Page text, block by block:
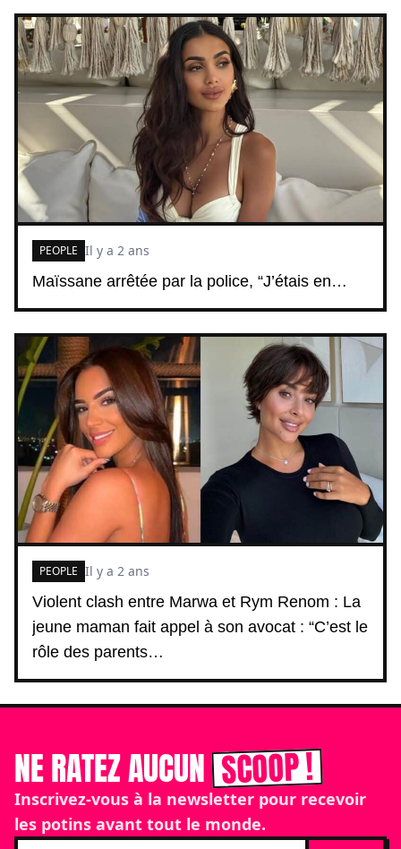
Maïssane arrêtée par la police, “J’étais en…
PEOPLE Il y a 2 ans
Violent clash entre Marwa et Rym Renom : La
jeune maman fait appel à son avocat : “C’est le
rôle des parents…
PEOPLE Il y a 2 ans
NE RATEZ AUCUNSCOOP !
Inscrivez-vous à la newsletter pour recevoir
les potins avant tout le monde.